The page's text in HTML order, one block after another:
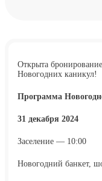
Открыта
Новогодних каникул!
Программа
31 декабря 2024
Заселение — 10:00
Новогодний банкет,